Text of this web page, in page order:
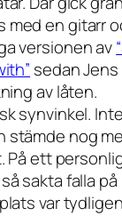
med en gitarr
versionen av
sedan Jens
av låten.
synvinkel.
stämde nog
På ett
sakta falla
var